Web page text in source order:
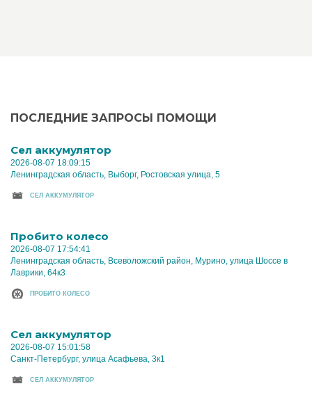
ПОСЛЕДНИЕ ЗАПРОСЫ ПОМОЩИ
Cел аккумулятор
2026-08-07 18:09:15
Ленинградская область, Выборг, Ростовская улица, 5
CЕЛ АККУМУЛЯТОР
Пробито колесо
2026-08-07 17:54:41
Ленинградская область, Всеволожский район, Мурино, улица Шоссе в
Лаврики, 64к3
ПРОБИТО КОЛЕСО
Cел аккумулятор
2026-08-07 15:01:58
Санкт-Петербург, улица Асафьева, 3к1
CЕЛ АККУМУЛЯТОР